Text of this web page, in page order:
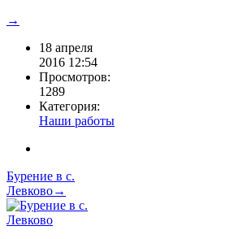
→
18 апреля
2016 12:54
Просмотров:
1289
Категория:
Наши работы
Бурение в с.
Левково→